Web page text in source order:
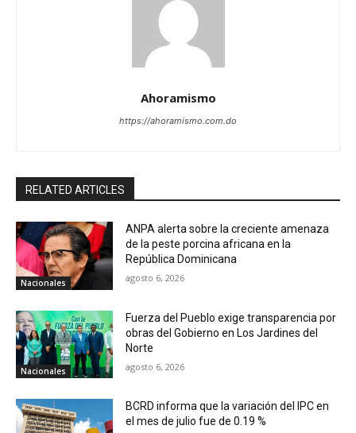
Ahoramismo
https://ahoramismo.com.do
RELATED ARTICLES
Nacionales
ANPA alerta sobre la creciente amenaza
de la peste porcina africana en la
República Dominicana
agosto 6, 2026
Nacionales
Fuerza del Pueblo exige transparencia por
obras del Gobierno en Los Jardines del
Norte
agosto 6, 2026
BCRD informa que la variación del IPC en
el mes de julio fue de 0.19 %